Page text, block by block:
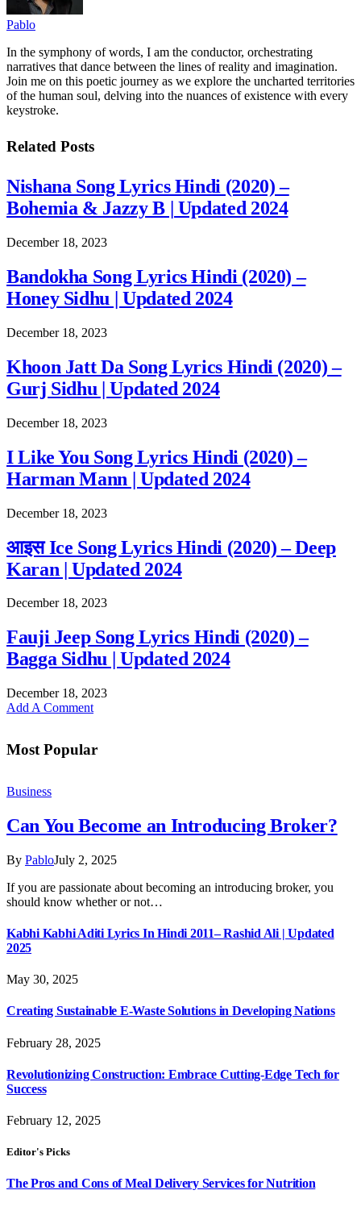
Pablo
In the symphony of words, I am the conductor, orchestrating
narratives that dance between the lines of reality and imagination.
Join me on this poetic journey as we explore the uncharted territories
of the human soul, delving into the nuances of existence with every
keystroke.
Related Posts
Nishana Song Lyrics Hindi (2020) –
Bohemia & Jazzy B | Updated 2024
December 18, 2023
Bandokha Song Lyrics Hindi (2020) –
Honey Sidhu | Updated 2024
December 18, 2023
Khoon Jatt Da Song Lyrics Hindi (2020) –
Gurj Sidhu | Updated 2024
December 18, 2023
I Like You Song Lyrics Hindi (2020) –
Harman Mann | Updated 2024
December 18, 2023
आइस Ice Song Lyrics Hindi (2020) – Deep
Karan | Updated 2024
December 18, 2023
Fauji Jeep Song Lyrics Hindi (2020) –
Bagga Sidhu | Updated 2024
December 18, 2023
Add A Comment
Most Popular
Business
Can You Become an Introducing Broker?
By PabloJuly 2, 2025
If you are passionate about becoming an introducing broker, you
should know whether or not…
Kabhi Kabhi Aditi Lyrics In Hindi 2011– Rashid Ali | Updated
2025
May 30, 2025
Creating Sustainable E-Waste Solutions in Developing Nations
February 28, 2025
Revolutionizing Construction: Embrace Cutting-Edge Tech for
Success
February 12, 2025
Editor's Picks
The Pros and Cons of Meal Delivery Services for Nutrition